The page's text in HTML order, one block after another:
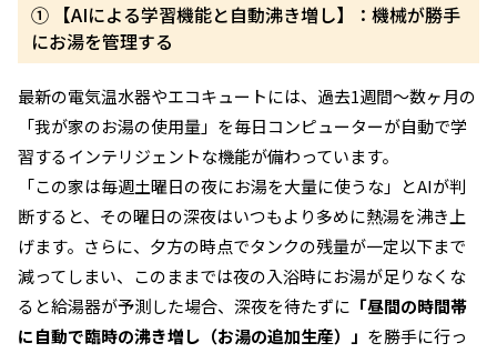
① 【AIによる学習機能と自動沸き増し】：機械が勝手
にお湯を管理する
最新の電気温水器やエコキュートには、過去1週間〜数ヶ月の
「我が家のお湯の使用量」を毎日コンピューターが自動で学
習するインテリジェントな機能が備わっています。
「この家は毎週土曜日の夜にお湯を大量に使うな」とAIが判
断すると、その曜日の深夜はいつもより多めに熱湯を沸き上
げます。さらに、夕方の時点でタンクの残量が一定以下まで
減ってしまい、このままでは夜の入浴時にお湯が足りなくな
ると給湯器が予測した場合、深夜を待たずに 「昼間の時間帯
に自動で臨時の沸き増し（お湯の追加生産）」 を勝手に行っ